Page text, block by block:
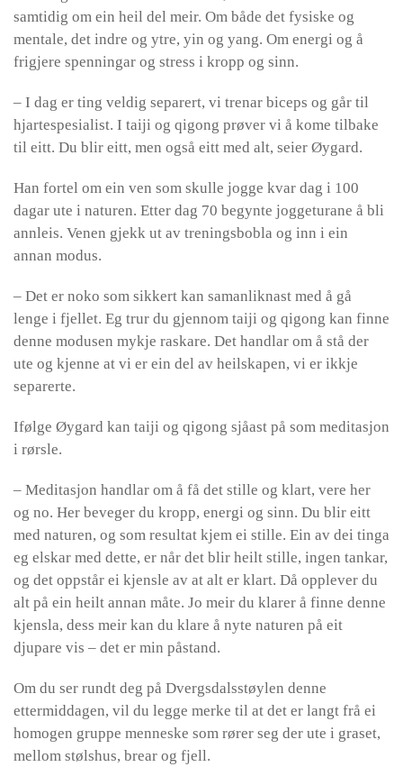
samtidig om ein heil del meir. Om både det fysiske og
mentale, det indre og ytre, yin og yang. Om energi og å
frigjere spenningar og stress i kropp og sinn.
– I dag er ting veldig separert, vi trenar biceps og går til
hjartespesialist. I taiji og qigong prøver vi å kome tilbake
til eitt. Du blir eitt, men også eitt med alt, seier Øygard.
Han fortel om ein ven som skulle jogge kvar dag i 100
dagar ute i naturen. Etter dag 70 begynte joggeturane å bli
annleis. Venen gjekk ut av treningsbobla og inn i ein
annan modus.
– Det er noko som sikkert kan samanliknast med å gå
lenge i fjellet. Eg trur du gjennom taiji og qigong kan finne
denne modusen mykje raskare. Det handlar om å stå der
ute og kjenne at vi er ein del av heilskapen, vi er ikkje
separerte.
Ifølge Øygard kan taiji og qigong sjåast på som meditasjon
i rørsle.
– Meditasjon handlar om å få det stille og klart, vere her
og no. Her beveger du kropp, energi og sinn. Du blir eitt
med naturen, og som resultat kjem ei stille. Ein av dei tinga
eg elskar med dette, er når det blir heilt stille, ingen tankar,
og det oppstår ei kjensle av at alt er klart. Då opplever du
alt på ein heilt annan måte. Jo meir du klarer å finne denne
kjensla, dess meir kan du klare å nyte naturen på eit
djupare vis – det er min påstand.
Om du ser rundt deg på Dvergsdalsstøylen denne
ettermiddagen, vil du legge merke til at det er langt frå ei
homogen gruppe menneske som rører seg der ute i graset,
mellom stølshus, brear og fjell.